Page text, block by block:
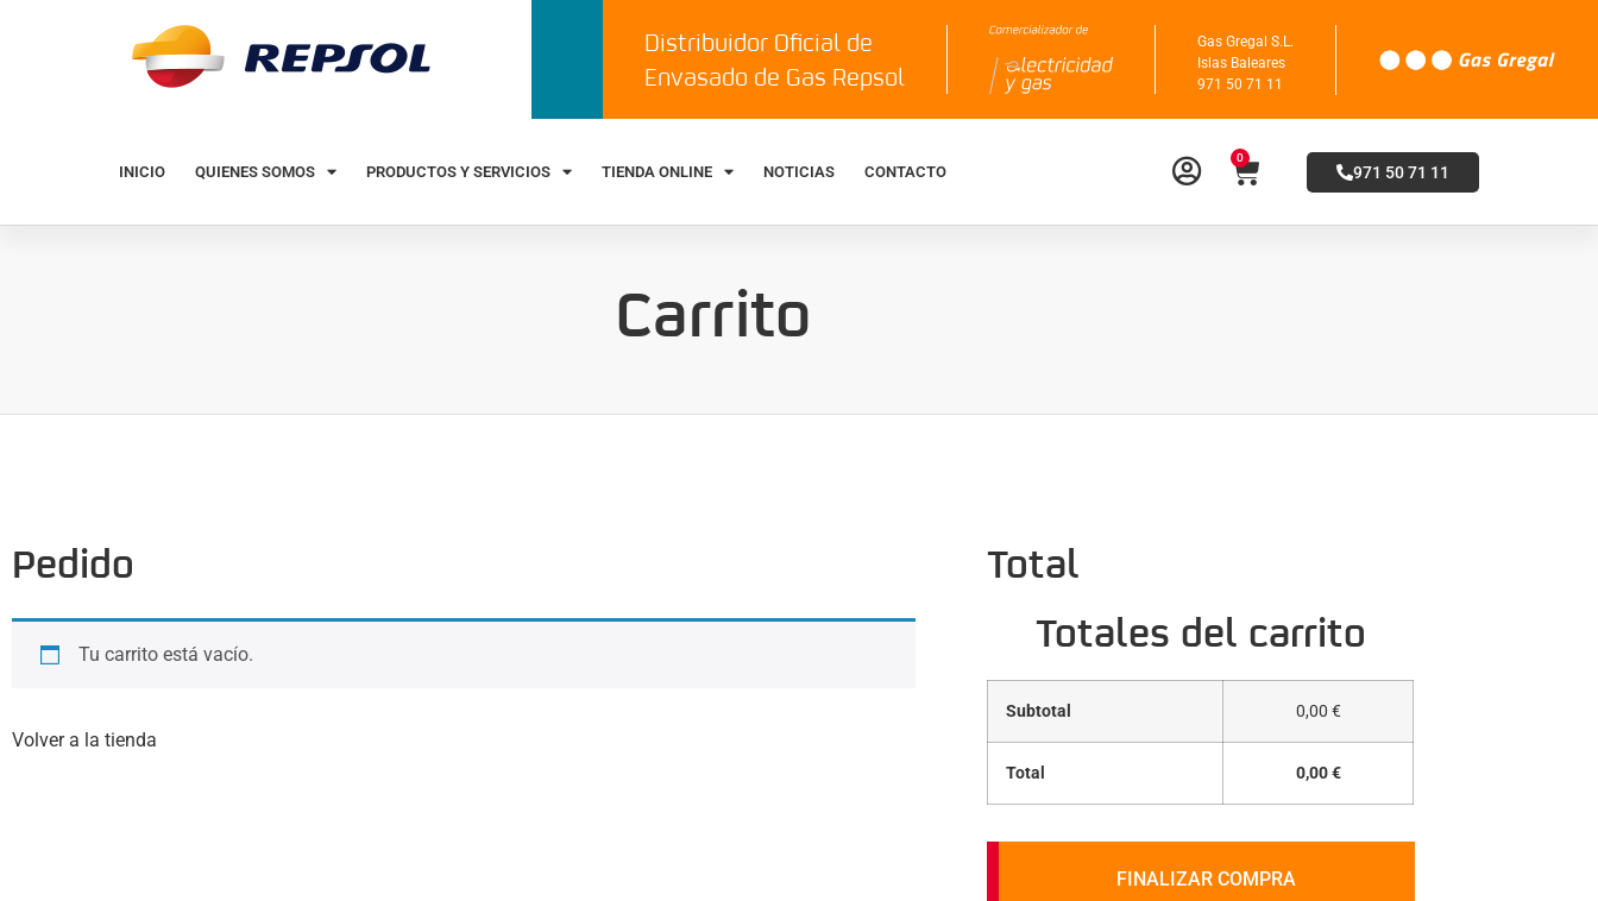
Distribuidor Oficial de
Envasado de Gas Repsol
Gas Gregal S.L.
Islas Baleares
971 50 71 11
INICIO QUIENES SOMOS PRODUCTOS Y SERVICIOS TIENDA ONLINE NOTICIAS CONTACTO
0
971 50 71 11
Carrito
Pedido
Tu carrito está vacío.
Volver a la tienda
Total
Totales del carrito
Subtotal 0,00 €
Total 0,00€
FINALIZAR COMPRA